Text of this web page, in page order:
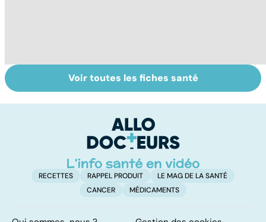
Tout savoir sur
les infections
Inflammation des
amygdales : que
d'angine ?
Voir toutes les fiches santé
RECETTES RAPPEL PRODUIT
LE MAG DE LA SANTÉ
CANCER
MÉDICAMENTS